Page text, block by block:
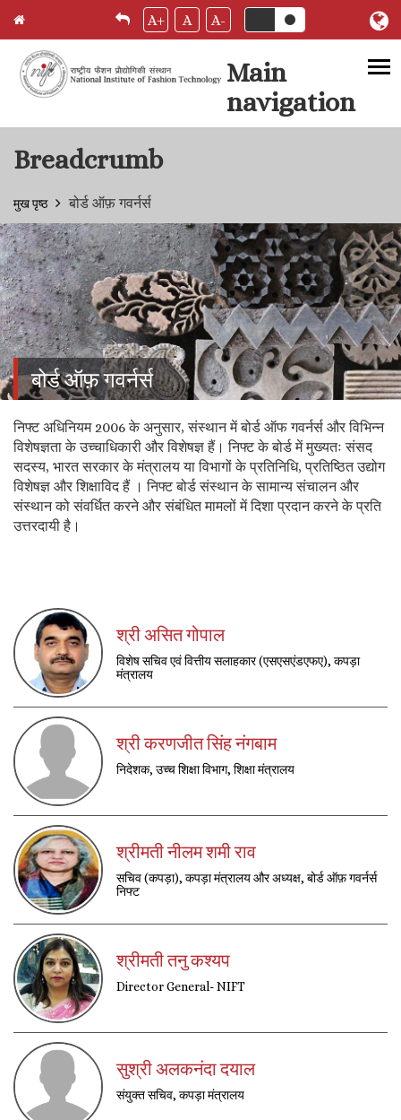
A+ A A-
Main
navigation
Breadcrumb
मुख पृष्ठ बोर्ड ऑफ़ गवर्नर्स
बोर्ड ऑफ़ गवर्नर्स
निफ्ट अधिनियम 2006 के अनुसार, संस्थान में बोर्ड ऑफ गवर्नर्स और विभिन्न
विशेषज्ञता के उच्चाधिकारी और विशेषज्ञ हैं। निफ्ट के बोर्ड में मुख्यतः संसद
सदस्य, भारत सरकार के मंत्रालय या विभागों के प्रतिनिधि, प्रतिष्ठित उद्योग
विशेषज्ञ और शिक्षाविद हैं । निफ्ट बोर्ड संस्थान के सामान्य संचालन और
संस्थान को संवर्धित करने और संबंधित मामलों में दिशा प्रदान करने के प्रति
उत्तरदायी है।
श्री असित गोपाल
विशेष सचिव एवं वित्तीय सलाहकार (एसएसएंडएफए), कपड़ा
मंत्रालय
श्री करणजीत सिंह नंगबाम
निदेशक, उच्च शिक्षा विभाग, शिक्षा मंत्रालय
श्रीमती नीलम शमी राव
सचिव (कपड़ा), कपड़ा मंत्रालय और अध्यक्ष, बोर्ड ऑफ़ गवर्नर्स
निफ्ट
श्रीमती तनु कश्यप
Director General- NIFT
सुश्री अलकनंदा दयाल
संयुक्त सचिव, कपड़ा मंत्रालय